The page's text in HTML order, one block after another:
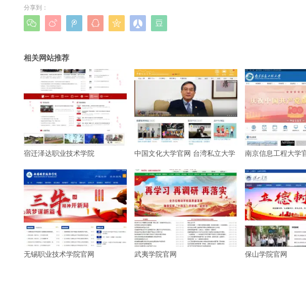
分享到：
      
相关网站推荐
宿迁泽达职业技术学院 中国文化大学官网 台湾私立大学 南京信息工程大学
无锡职业技术学院官网 武夷学院官网 保山学院官网